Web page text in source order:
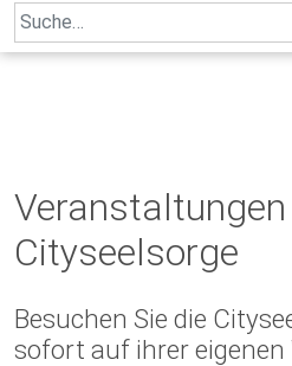
Search
for:
Cityseelsorge
Besuchen Sie die
sofort auf ihrer eigenen